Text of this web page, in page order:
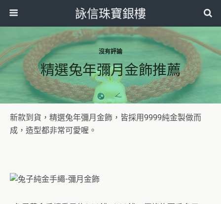
詠信珠寶銀樓
沒有評論
精選兔年彌月金飾推薦
新款到貨，精選兔年彌月金飾，皆採用9999純金製做而
成，造型都非常可愛喔。